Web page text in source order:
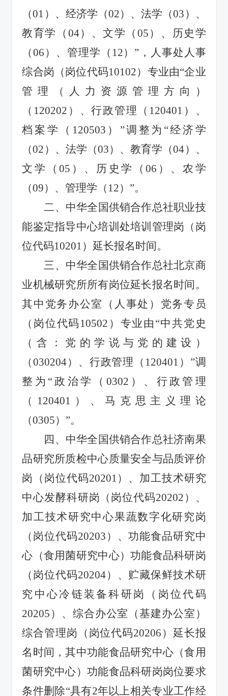
（01）、经济学（02）、法学（03）、
教育学（04）、文学（05）、历史学
（06）、管理学（12）”，人事处人事
综合岗（岗位代码10102）专业由“企业
管理（人力资源管理方向）
（120202）、行政管理（120401）、
档案学（120503）”调整为“经济学
（02）、法学（03）、教育学（04）、
文学（05）、历史学（06）、农学
（09）、管理学（12）”。
二、中华全国供销合作总社职业技
能鉴定指导中心培训处培训管理岗（岗
位代码10201）延长报名时间。
三、中华全国供销合作总社北京商
业机械研究所所有岗位延长报名时间。
其中党务办公室（人事处）党务专员
（岗位代码10502）专业由“中共党史
（含：党的学说与党的建设）
（030204）、行政管理（120401）”调
整为“政治学（0302）、行政管理
（120401）、马克思主义理论
（0305）”。
四、中华全国供销合作总社济南果
品研究所质检中心质量安全与品质评价
岗（岗位代码20201）、加工技术研究
中心发酵科研岗（岗位代码20202）、
加工技术研究中心果蔬数字化研究岗
（岗位代码20203）、功能食品研究中
心（食用菌研究中心）功能食品科研岗
（岗位代码20204）、贮藏保鲜技术研
究中心冷链装备科研岗（岗位代码
20205）、综合办公室（基建办公室）
综合管理岗（岗位代码20206）延长报
名时间，其中功能食品研究中心（食用
菌研究中心）功能食品科研岗岗位要求
条件删除“具有2年以上相关专业工作经